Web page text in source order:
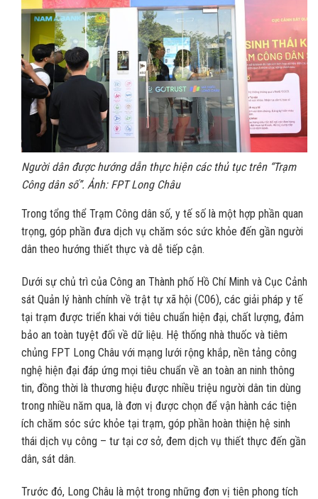
Người dân được hướng dẫn thực hiện các thủ tục trên “Trạm
Công dân số”. Ảnh: FPT Long Châu
Trong tổng thể Trạm Công dân số, y tế số là một hợp phần quan
trọng, góp phần đưa dịch vụ chăm sóc sức khỏe đến gần người
dân theo hướng thiết thực và dễ tiếp cận.
Dưới sự chủ trì của Công an Thành phố Hồ Chí Minh và Cục Cảnh
sát Quản lý hành chính về trật tự xã hội (C06), các giải pháp y tế
tại trạm được triển khai với tiêu chuẩn hiện đại, chất lượng, đảm
bảo an toàn tuyệt đối về dữ liệu. Hệ thống nhà thuốc và tiêm
chủng FPT Long Châu với mạng lưới rộng khắp, nền tảng công
nghệ hiện đại đáp ứng mọi tiêu chuẩn về an toàn an ninh thông
tin, đồng thời là thương hiệu được nhiều triệu người dân tin dùng
trong nhiều năm qua, là đơn vị được chọn để vận hành các tiện
ích chăm sóc sức khỏe tại trạm, góp phần hoàn thiện hệ sinh
thái dịch vụ công – tư tại cơ sở, đem dịch vụ thiết thực đến gần
dân, sát dân.
Trước đó, Long Châu là một trong những đơn vị tiên phong tích